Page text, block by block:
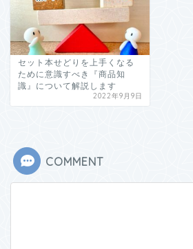
セット本せどりを上手くなる
ために意識すべき『商品知
識』について解説します
2022年9月9日
COMMENT